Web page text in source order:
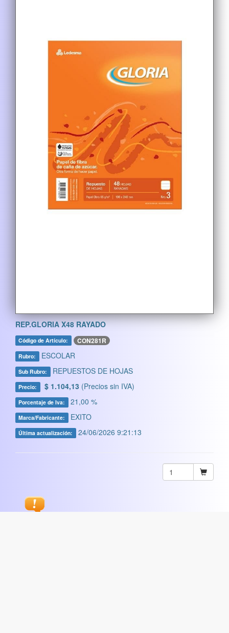
REP.GLORIA X48 RAYADO
Código de Artículo: CON281R
Rubro: ESCOLAR
Sub Rubro: REPUESTOS DE HOJAS
Precio: $ 1.104,13 (Precios sin IVA)
Porcentaje de Iva: 21,00 %
Marca/Fabricante: EXITO
Última actualización: 24/06/2026 9:21:13